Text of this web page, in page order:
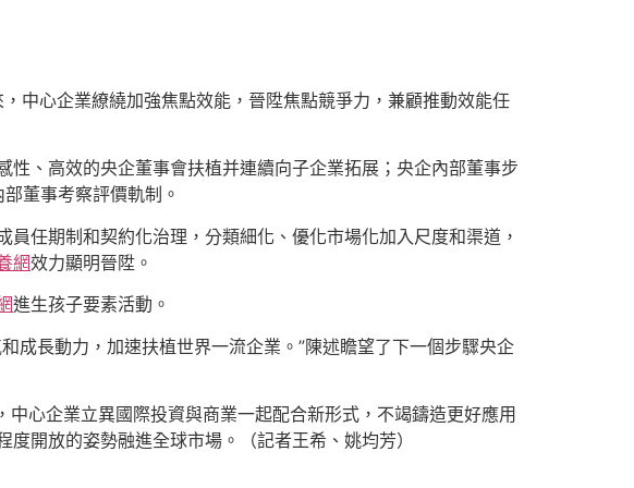
中心企業繚繞加強焦點效能，晉陞焦點競爭力，兼顧推動效能任
性、高效的央企董事會扶植并連續向子企業拓展；央企內部董事步
董事考察評價軌制。
任期制和契約化治理，分類細化、優化市場化加入尺度和渠道，
網效力顯明晉陞。
進生孩子要素活動。
成長動力，加速扶植世界一流企業。”陳述瞻望了下一個步驟央企
中心企業立異國際投資與商業一起配合新形式，不竭鑄造更好應用
開放的姿勢融進全球市場。（記者王希、姚均芳）